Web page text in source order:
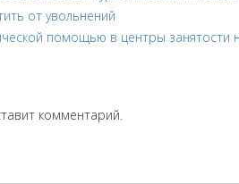
от увольнений
помощью в центры занятости
комментарий.